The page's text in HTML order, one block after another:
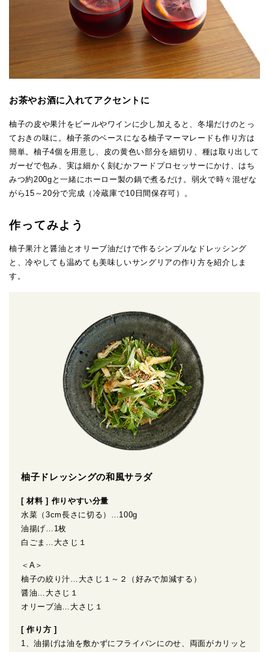
お茶やお酒に入れてアクセントに
柚子の皮や果汁をビールやワインに少し加えると、冬場だけのとっ
ておきの味に。柚子茶のベースになる柚子マーマレードも作り方は
簡単。柚子4個を用意し、皮の黄色い部分を細切り、種は取り出して
ガーゼで包み、実は細かく刻むかフードプロセッサーにかけ、はち
みつ約200gと一緒にホーロー製の鍋で煮るだけ。弱火で時々混ぜな
がら15～20分で完成（冷蔵庫で10日間保存可）。
作ってみよう
柚子果汁と醤油とオリーブ油だけで作るシンプルなドレッシング
と、冷やしても温めても美味しいサングリアの作り方を紹介しま
す。
柚子ドレッシングの和風サラダ
[ 材料 ] 作りやすい分量
水菜（3cm長さに切る）…100g
油揚げ…1枚
白ごま…大さじ１
＜A＞
柚子の絞り汁…大さじ１～２（好みで加減する）
醤油…大さじ１
オリーブ油…大さじ１
[ 作り方 ]
1、油揚げは油を敷かずにフライパンにのせ、両面がカリッと